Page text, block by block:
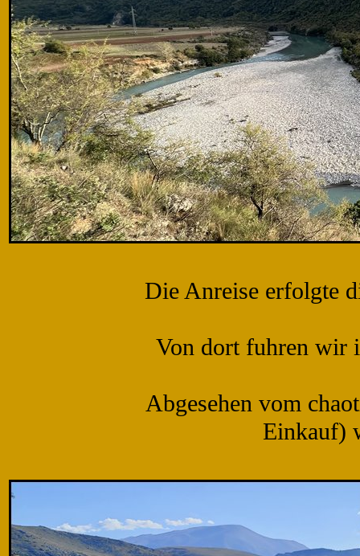
Die Anreise erfolgte
Von dort fuhren wir
Abgesehen vom
Einkauf)